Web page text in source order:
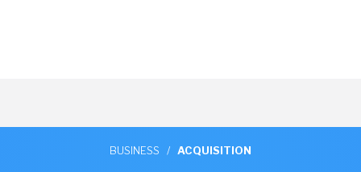
BUSINESS / ACQUISITION